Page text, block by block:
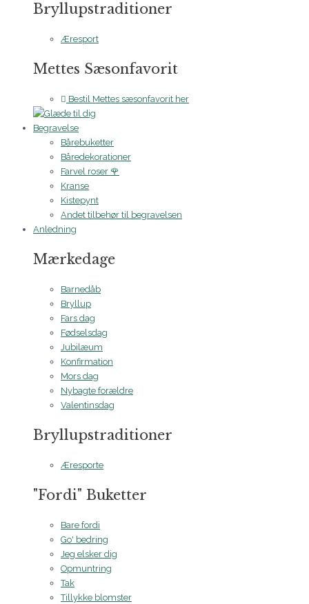
Bryllupstraditioner
Æresport
Mettes Sæsonfavorit
Bestil Mettes sæsonfavorit her
Begravelse
Bårebuketter
Båredekorationer
Farvel roser 🌹
Kranse
Kistepynt
Andet tilbehør til begravelsen
Anledning
Mærkedage
Barnedåb
Bryllup
Fars dag
Fødselsdag
Jubilæum
Konfirmation
Mors dag
Nybagte forældre
Valentinsdag
Bryllupstraditioner
Æresporte
"Fordi" Buketter
Bare fordi
Go' bedring
Jeg elsker dig
Opmuntring
Tak
Tillykke blomster